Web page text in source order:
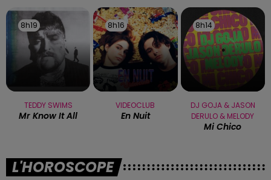
8h19
8h19
TEDDY SWIMS
Mr Know It All
8h16
8h16
VIDEOCLUB
En Nuit
8h14
8h14
DJ GOJA & JASON
DERULO & MELODY
Mi Chico
L'HOROSCOPE